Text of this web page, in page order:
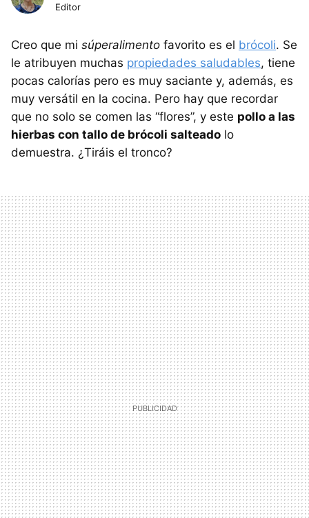
Editor
Creo que mi súperalimento favorito es el brócoli. Se
le atribuyen muchas propiedades saludables, tiene
pocas calorías pero es muy saciante y, además, es
muy versátil en la cocina. Pero hay que recordar
que no solo se comen las “flores”, y este pollo a las
hierbas con tallo de brócoli salteado lo
demuestra. ¿Tiráis el tronco?